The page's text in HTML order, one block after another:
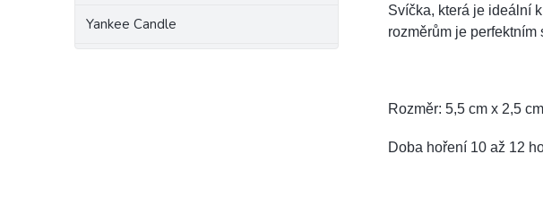
Yankee Candle
Svíčka, která je ideální
rozměrům je perfektním
Rozměr: 5,5 cm x 2,5 cm
Doba hoření 10 až 12